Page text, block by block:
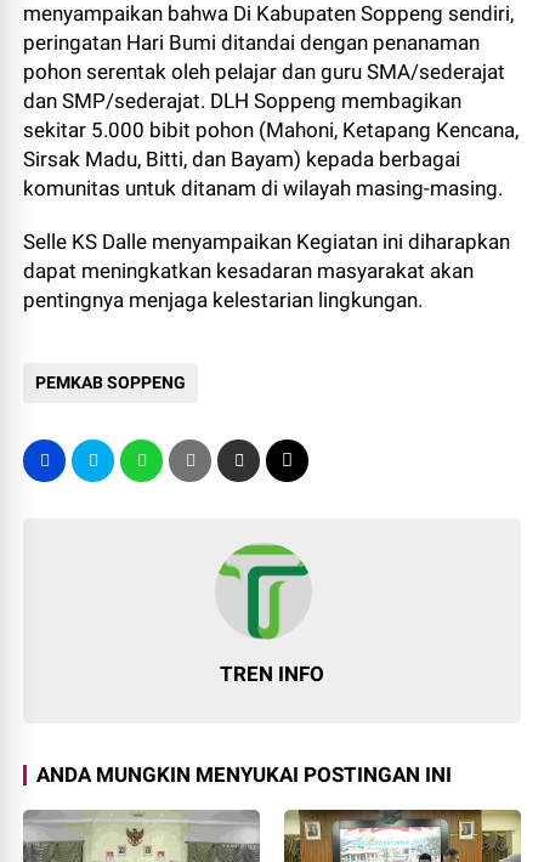
menyampaikan bahwa Di Kabupaten Soppeng sendiri,
peringatan Hari Bumi ditandai dengan penanaman
pohon serentak oleh pelajar dan guru SMA/sederajat
dan SMP/sederajat. DLH Soppeng membagikan
sekitar 5.000 bibit pohon (Mahoni, Ketapang Kencana,
Sirsak Madu, Bitti, dan Bayam) kepada berbagai
komunitas untuk ditanam di wilayah masing-masing.
Selle KS Dalle menyampaikan Kegiatan ini diharapkan
dapat meningkatkan kesadaran masyarakat akan
pentingnya menjaga kelestarian lingkungan.
PEMKAB SOPPENG
TREN INFO
ANDA MUNGKIN MENYUKAI POSTINGAN INI